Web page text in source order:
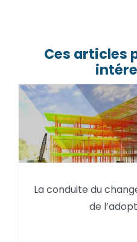
Ces articles
La conduite
une étape clé
La conduite du
de